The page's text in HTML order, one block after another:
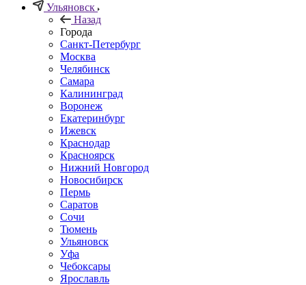
Ульяновск
Назад
Города
Санкт-Петербург
Москва
Челябинск
Самара
Калининград
Воронеж
Екатеринбург
Ижевск
Краснодар
Красноярск
Нижний Новгород
Новосибирск
Пермь
Саратов
Сочи
Тюмень
Ульяновск
Уфа
Чебоксары
Ярославль